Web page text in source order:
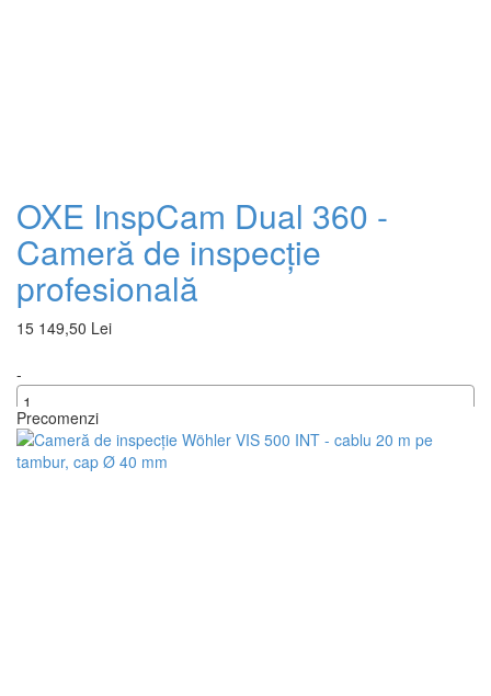
OXE InspCam Dual 360 -
Cameră de inspecție
profesională
15 149,50 Lei
-
+
Precomenzi